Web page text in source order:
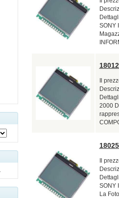
SONY
Il
2000
Il
SONY
La